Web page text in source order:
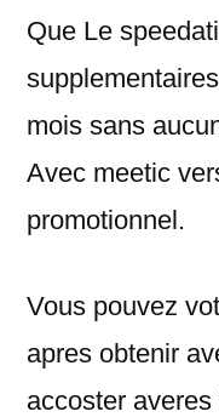
Que Le
mois sans
Avec meetic
promotionnel.
Vous pouvez
apres obtenir
accoster